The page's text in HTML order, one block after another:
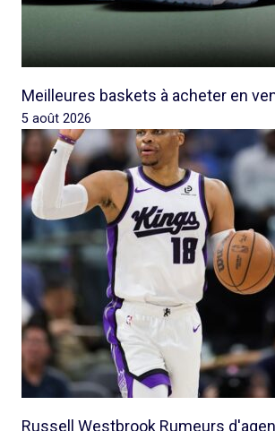
Meilleures baskets à acheter en
5 août 2026
Russell Westbrook Rumeurs